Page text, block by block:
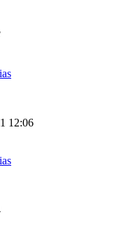
12:06